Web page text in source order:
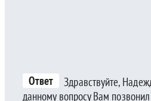
Ответ
Здравствуйте,
данному вопросу Вам